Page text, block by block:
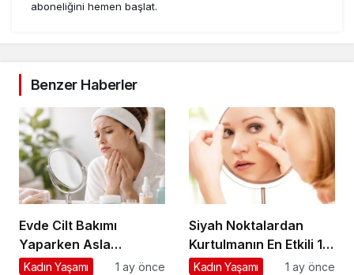
aboneliğini hemen başlat.
Benzer Haberler
Evde Cilt Bakımı
Yaparken Asla
Atlamamanız Gereken
Kadın Yaşamı 1 ay önce
Siyah Noktalardan
Kurtulmanın En Etkili 10
Doğal Yolu
Kadın Yaşamı 1 ay önce